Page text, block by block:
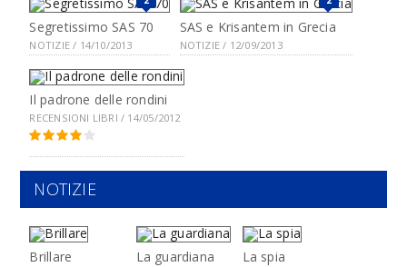
Segretissimo SAS 70
NOTIZIE / 14/10/2013
SAS e Krisantem in Grecia
NOTIZIE / 12/09/2013
Il padrone delle rondini
RECENSIONI LIBRI / 14/05/2012
NOTIZIE
Brillare La guardiana La spia